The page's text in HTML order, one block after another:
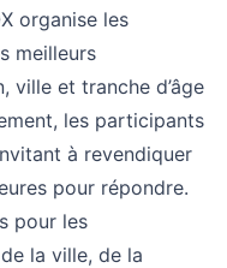
organise les
meilleurs
ville et tranche d’âge
les participants
à revendiquer
pour répondre.
pour les
la ville, de la